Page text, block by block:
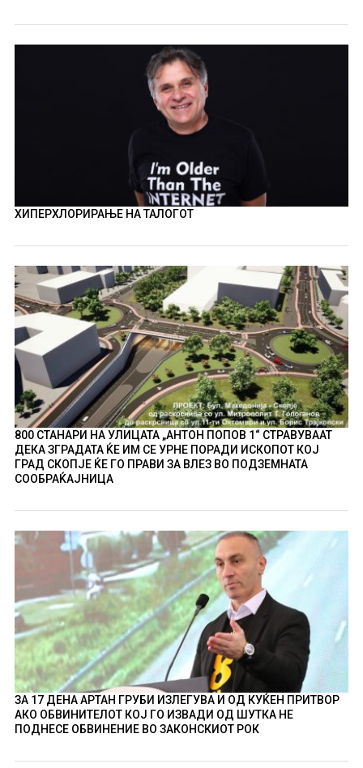
ХИПЕРХЛОРИРАЊЕ НА ТАЛОГОТ
800 СТАНАРИ НА УЛИЦАТА „АНТОН ПОПОВ 1“ СТРАВУВААТ
ДЕКА ЗГРАДАТА ЌЕ ИМ СЕ УРНЕ ПОРАДИ ИСКОПОТ КОЈ
ГРАД СКОПЈЕ ЌЕ ГО ПРАВИ ЗА ВЛЕЗ ВО ПОДЗЕМНАТА
СООБРАЌАЈНИЦА
ЗА 17 ДЕНА АРТАН ГРУБИ ИЗЛЕГУВА И ОД КУЌЕН ПРИТВОР
АКО ОБВИНИТЕЛОТ КОЈ ГО ИЗВАДИ ОД ШУТКА НЕ
ПОДНЕСЕ ОБВИНЕНИЕ ВО ЗАКОНСКИОТ РОК